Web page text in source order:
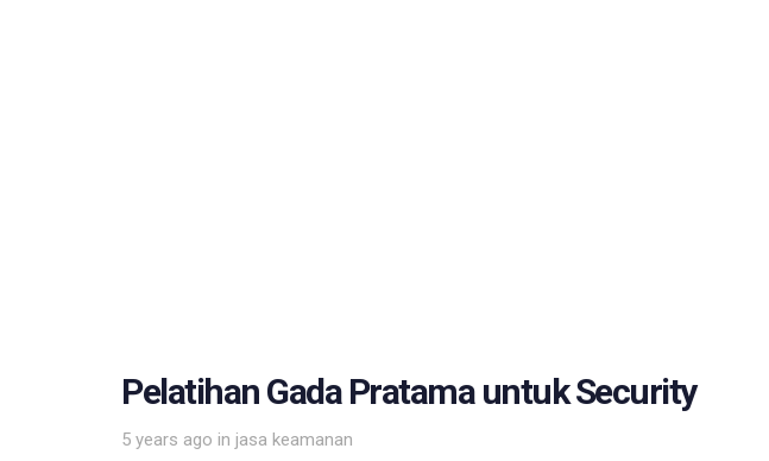
Pelatihan Gada Pratama untuk Security
5 years ago in
Tags
jasa keamanan